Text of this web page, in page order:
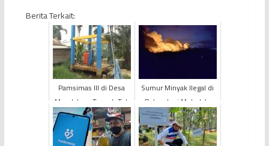
Berita Terkait:
Pamsimas III di Desa
Mendahara Tengah Tak
Berfungsi
Sumur Minyak Ilegal di
Batanghari Meledak,
Satu Orang Tewas